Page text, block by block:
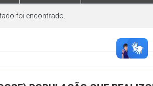
foi encontrado.